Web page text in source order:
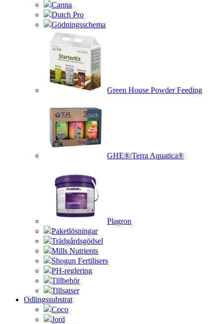
Canna
Dutch Pro
Gödningsschema
Green House Powder Feeding
GHE®/Terra Aquatica®
Plagron
Paketlösningar
Trädgårdsgödsel
Mills Nutrients
Shogun Fertilisers
PH-reglering
Tillbehör
Tillsatser
Odlingssubstrat
Coco
Jord